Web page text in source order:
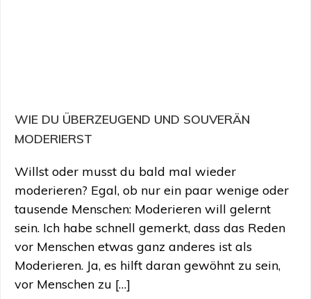
WIE DU ÜBERZEUGEND UND SOUVERÄN
MODERIERST
Willst oder musst du bald mal wieder
moderieren? Egal, ob nur ein paar wenige oder
tausende Menschen: Moderieren will gelernt
sein. Ich habe schnell gemerkt, dass das Reden
vor Menschen etwas ganz anderes ist als
Moderieren. Ja, es hilft daran gewöhnt zu sein,
vor Menschen zu […]